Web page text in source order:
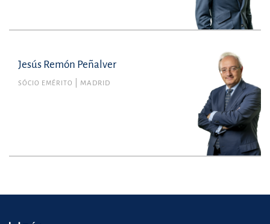
Jesús Remón Peñalver
SÓCIO EMÉRITO MADRID